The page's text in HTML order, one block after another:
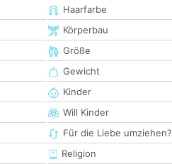
Haarfarbe
Körperbau
Größe
Gewicht
Kinder
Will Kinder
Für die Liebe umziehen?
Religion